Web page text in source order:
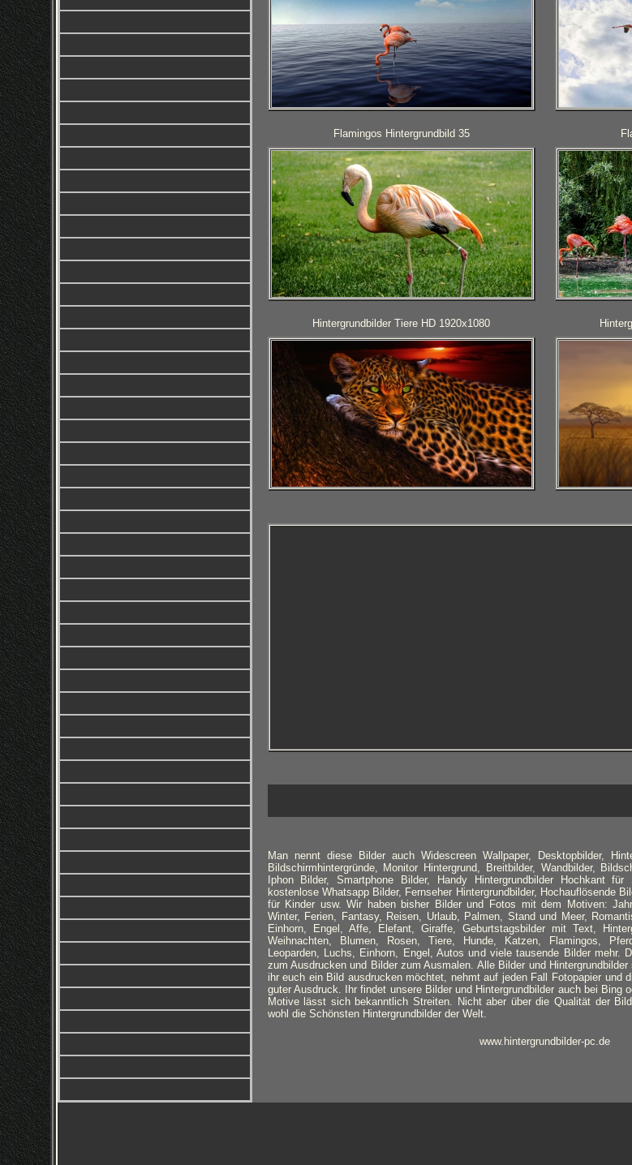
Flamingos Hintergrundbild 35
Hintergrundbilder Tiere HD 1920x1080
Man nennt diese Bilder auch Widescreen Wallpaper, Desktopbilder,
Bildschirmhintergründe, Monitor Hintergrund, Breitbilder, Wandbilder,
Iphon Bilder, Smartphone Bilder, Handy Hintergrundbilder Hochkant
kostenlose Whatsapp Bilder, Fernseher Hintergrundbilder, Hochauflösende
für Kinder usw. Wir haben bisher Bilder und Fotos mit dem Motiven:
Winter, Ferien, Fantasy, Reisen, Urlaub, Palmen, Stand und Meer,
Einhorn, Engel, Affe, Elefant, Giraffe, Geburtstagsbilder mit Text,
Weihnachten, Blumen, Rosen, Tiere, Hunde, Katzen, Flamingos,
Leoparden, Luchs, Einhorn, Engel, Autos und viele tausende Bilder mehr.
zum Ausdrucken und Bilder zum Ausmalen. Alle Bilder und
ihr euch ein Bild ausdrucken möchtet, nehmt auf jeden Fall Fotopapier und
guter Ausdruck. Ihr findet unsere Bilder und Hintergrundbilder auch bei Bing
Motive lässt sich bekanntlich Streiten. Nicht aber über die Qualität der
wohl die Schönsten Hintergrundbilder der Welt.
www.hintergrundbilder-pc.de